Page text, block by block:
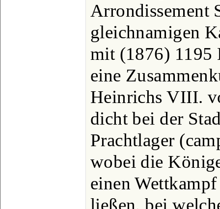
Arrondissement
gleichnamigen
mit (1876) 1195
eine
Heinrichs VIII.
dicht bei der
Prachtlager
wobei die
einen